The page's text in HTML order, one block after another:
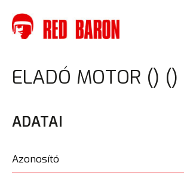
ELADÓ MOTOR () ()
ADATAI
Azonosító